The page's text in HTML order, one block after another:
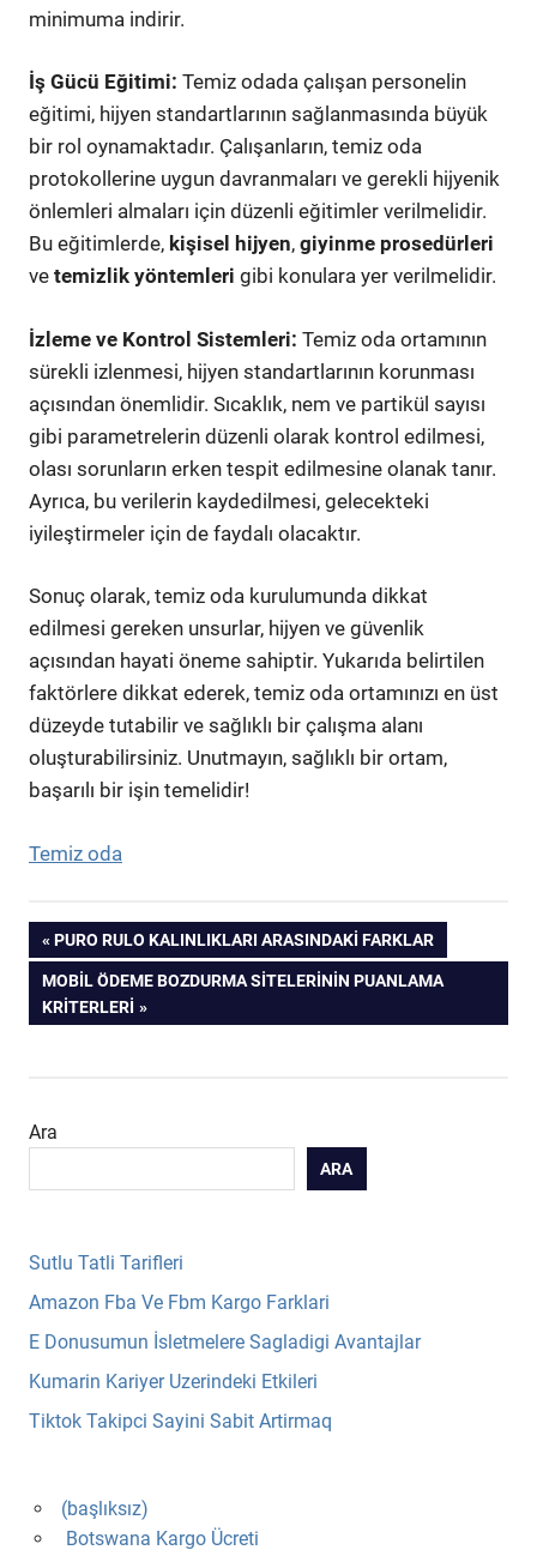
minimuma indirir.
İş Gücü Eğitimi: Temiz odada çalışan personelin
eğitimi, hijyen standartlarının sağlanmasında büyük
bir rol oynamaktadır. Çalışanların, temiz oda
protokollerine uygun davranmaları ve gerekli hijyenik
önlemleri almaları için düzenli eğitimler verilmelidir.
Bu eğitimlerde, kişisel hijyen, giyinme prosedürleri
ve temizlik yöntemleri gibi konulara yer verilmelidir.
İzleme ve Kontrol Sistemleri: Temiz oda ortamının
sürekli izlenmesi, hijyen standartlarının korunması
açısından önemlidir. Sıcaklık, nem ve partikül sayısı
gibi parametrelerin düzenli olarak kontrol edilmesi,
olası sorunların erken tespit edilmesine olanak tanır.
Ayrıca, bu verilerin kaydedilmesi, gelecekteki
iyileştirmeler için de faydalı olacaktır.
Sonuç olarak, temiz oda kurulumunda dikkat
edilmesi gereken unsurlar, hijyen ve güvenlik
açısından hayati öneme sahiptir. Yukarıda belirtilen
faktörlere dikkat ederek, temiz oda ortamınızı en üst
düzeyde tutabilir ve sağlıklı bir çalışma alanı
oluşturabilirsiniz. Unutmayın, sağlıklı bir ortam,
başarılı bir işin temelidir!
Temiz oda
Yazı
gezinmesi
PREVIOUS
POST:
PURO RULO KALINLIKLARI ARASINDAKI FARKLAR
NEXT
POST:
MOBIL ÖDEME BOZDURMA SITELERININ PUANLAMA
KRITERLERI
Ara
ARA
Sutlu Tatli Tarifleri
Amazon Fba Ve Fbm Kargo Farklari
E Donusumun İsletmelere Sagladigi Avantajlar
Kumarin Kariyer Uzerindeki Etkileri
Tiktok Takipci Sayini Sabit Artirmaq
(başlıksız)
Botswana Kargo Ücreti